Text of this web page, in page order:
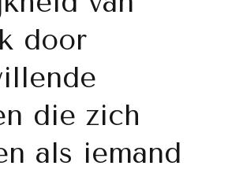
door
die zich
als iemand